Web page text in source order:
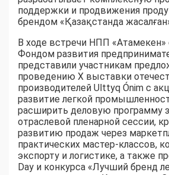
поддержки и продвижения
брендом «Қазақстанда
В ходе встречи НПП
Фондом развития
представили участникам
проведению X выставки
производителей Ulttyq Ónim с
развитие легкой
расширить деловую программу
отраслевой пленарной сессии,
развитию продаж через
практических мастер-классов,
экспорту и логистике, а также
Day и конкурса «Лучший бренд